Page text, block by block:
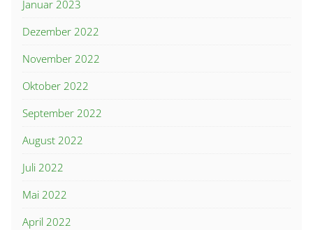
Januar 2023
Dezember 2022
November 2022
Oktober 2022
September 2022
August 2022
Juli 2022
Mai 2022
April 2022